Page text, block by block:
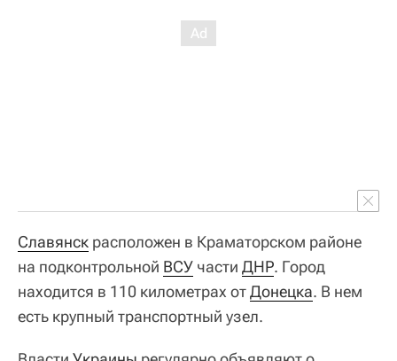
Славянск расположен в Краматорском районе
на подконтрольной ВСУ части ДНР. Город
находится в 110 километрах отДонецка. В нем
есть крупный транспортный узел.